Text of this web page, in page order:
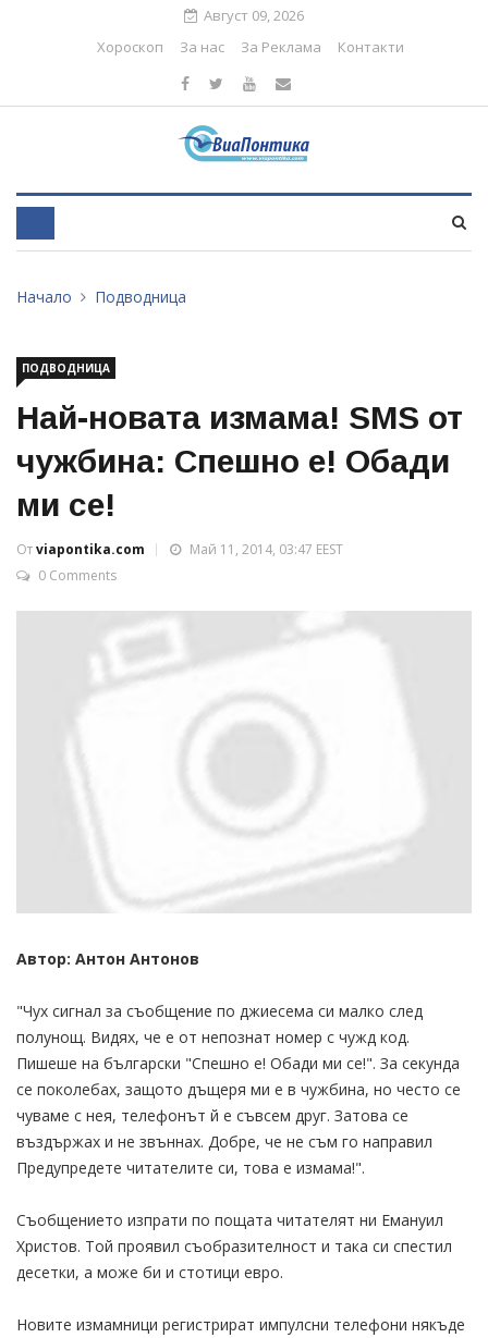
Август 09, 2026
Хороскоп
За нас За Реклама Контакти
Начало Подводница
ПОДВОДНИЦА
Най-новата измама! SMS от
чужбина: Спешно е! Обади
ми се!
Отviapontika.com
Май 11, 2014, 03:47 EEST
0 Comments
Автор: Антон Антонов
"Чух сигнал за съобщение по джиесема си малко след
полунощ. Видях, че е от непознат номер с чужд код.
Пишеше на български "Спешно е! Обади ми се!". За секунда
се поколебах, защото дъщеря ми е в чужбина, но често се
чуваме с нея, телефонът й е съвсем друг. Затова се
въздържах и не звъннах. Добре, че не съм го направил
Предупредете читателите си, това е измама!".
Съобщението изпрати по пощата читателят ни Емануил
Христов. Той проявил съобразителност и така си спестил
десетки, а може би и стотици евро.
Новите измамници регистрират импулсни телефони някъде